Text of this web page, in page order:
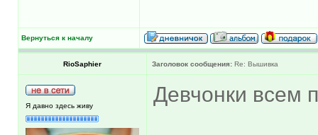
Вернуться к началу
RioSaphier Заголовок сообщения: Re: Вышивка
Я давно здесь живу Девчонки всем